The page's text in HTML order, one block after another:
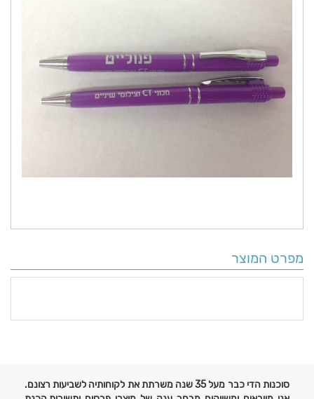
מפרט המוצר
סוכנות הדי כבר מעל 35 שנה משרתת את לקוחותיה לשביעות רצונם.